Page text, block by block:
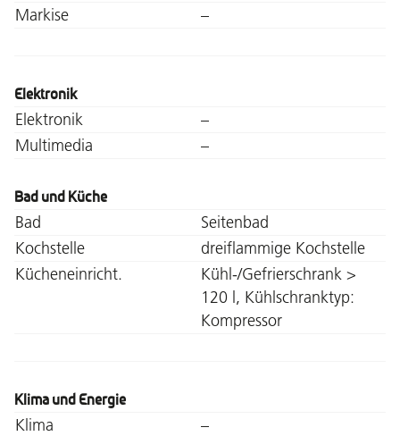
Markise
–
Elektronik
Elektronik
–
Multimedia
–
Bad und Küche
Bad
Seitenbad
Kochstelle
dreiflammige Kochstelle
Kücheneinricht.
Kühl-/Gefrierschrank >
120 l, Kühlschranktyp:
Kompressor
Klima und Energie
Klima
–